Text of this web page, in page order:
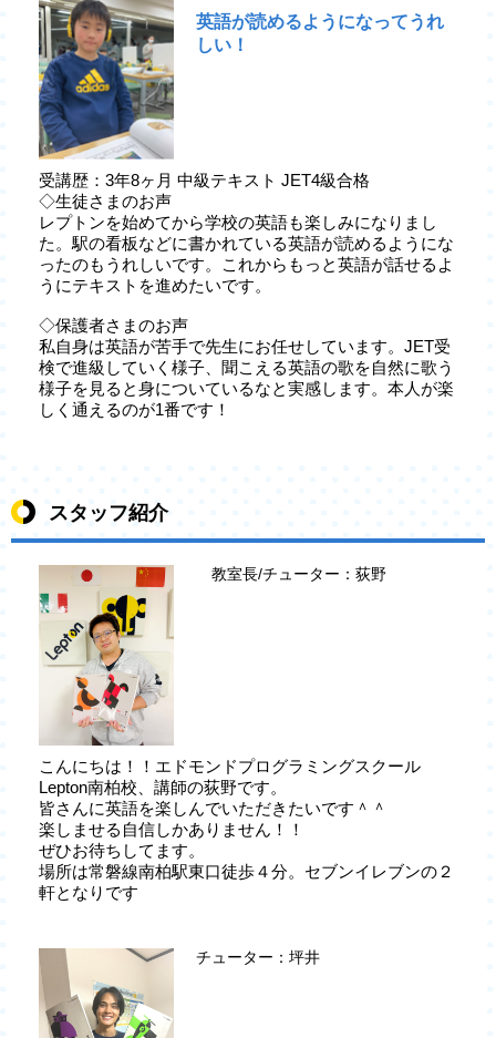
英語が読めるようになってうれ
しい！
受講歴：3年8ヶ月 中級テキスト JET4級合格
◇生徒さまのお声
レプトンを始めてから学校の英語も楽しみになりまし
た。駅の看板などに書かれている英語が読めるようにな
ったのもうれしいです。これからもっと英語が話せるよ
うにテキストを進めたいです。
◇保護者さまのお声
私自身は英語が苦手で先生にお任せしています。JET受
検で進級していく様子、聞こえる英語の歌を自然に歌う
様子を見ると身についているなと実感します。本人が楽
しく通えるのが1番です！
スタッフ紹介
教室長/チューター：荻野
こんにちは！！エドモンドプログラミングスクール
Lepton南柏校、講師の荻野です。
皆さんに英語を楽しんでいただきたいです＾＾
楽しませる自信しかありません！！
ぜひお待ちしてます。
場所は常磐線南柏駅東口徒歩４分。セブンイレブンの２
軒となりです
チューター：坪井